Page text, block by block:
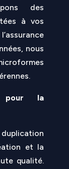
des
à vos
nous
pour la
et la
qualité.